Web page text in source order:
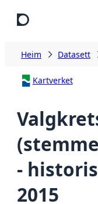
Heim Datasett
Kartverket
-
2015